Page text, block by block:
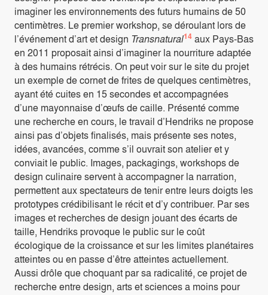
imaginer les environnements des futurs humains de 50
centimètres. Le premier workshop, se déroulant lors de
l’événement d’art et design Transnatural14 aux Pays-Bas
en 2011 proposait ainsi d’imaginer la nourriture adaptée
à des humains rétrécis. On peut voir sur le site du projet
un exemple de cornet de frites de quelques centimètres,
ayant été cuites en 15 secondes et accompagnées
d’une mayonnaise d’œufs de caille. Présenté comme
une recherche en cours, le travail d’Hendriks ne propose
ainsi pas d’objets finalisés, mais présente ses notes,
idées, avancées, comme s’il ouvrait son atelier et y
conviait le public. Images, packagings, workshops de
design culinaire servent à accompagner la narration,
permettent aux spectateurs de tenir entre leurs doigts les
prototypes crédibilisant le récit et d’y contribuer. Par ses
images et recherches de design jouant des écarts de
taille, Hendriks provoque le public sur le coût
écologique de la croissance et sur les limites planétaires
atteintes ou en passe d’être atteintes actuellement.
Aussi drôle que choquant par sa radicalité, ce projet de
recherche entre design, arts et sciences a moins pour